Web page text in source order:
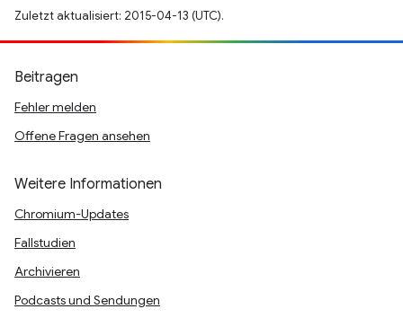
Zuletzt aktualisiert: 2015-04-13 (UTC).
Beitragen
Fehler melden
Offene Fragen ansehen
Weitere Informationen
Chromium-Updates
Fallstudien
Archivieren
Podcasts und Sendungen